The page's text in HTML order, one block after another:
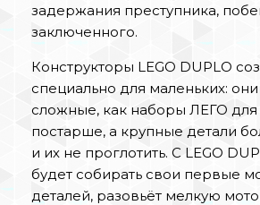
задержания преступника,
заключенного.
Конструкторы LEGO DUPLO
специально для маленьких:
сложные, как наборы ЛЕГО для
постарше, а крупные детали
и их не проглотить. С LEGO
будет собирать свои первые
деталей, разовьёт мелкую